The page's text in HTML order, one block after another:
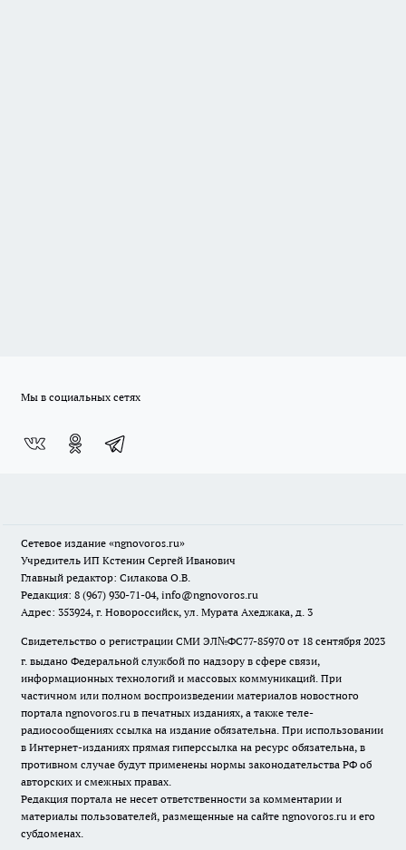
Мы в социальных сетях
Сетевое издание «ngnovoros.ru»
Учредитель ИП Кстенин Сергей Иванович
Главный редактор: Силакова О.В.
Редакция: 8 (967) 930-71-04, info@ngnovoros.ru
Адрес: 353924, г. Новороссийск, ул. Мурата Ахеджака, д. 3
Свидетельство о регистрации СМИ ЭЛ№ФС77-85970 от 18 сентября 2023
г. выдано Федеральной службой по надзору в сфере связи,
информационных технологий и массовых коммуникаций. При
частичном или полном воспроизведении материалов новостного
портала ngnovoros.ru в печатных изданиях, а также теле-
радиосообщениях ссылка на издание обязательна. При использовании
в Интернет-изданиях прямая гиперссылка на ресурс обязательна, в
противном случае будут применены нормы законодательства РФ об
авторских и смежных правах.
Редакция портала не несет ответственности за комментарии и
материалы пользователей, размещенные на сайте ngnovoros.ru и его
субдоменах.